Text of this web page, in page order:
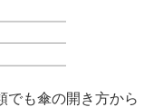
でも傘の開き方から